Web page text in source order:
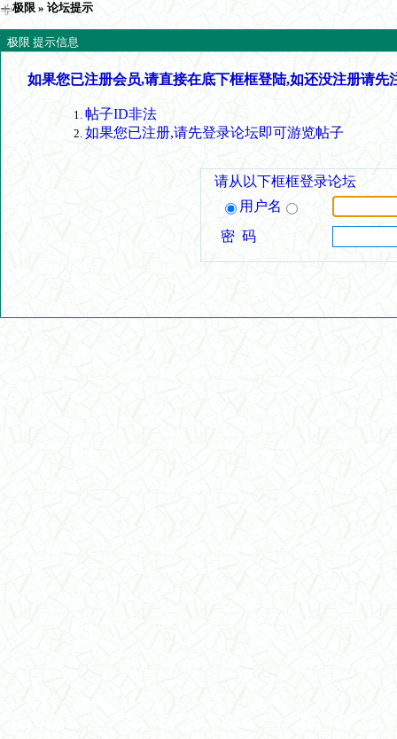
极限 » 论坛提示
极限 提示信息
如果您已注册会员,请直接在底下框框登陆,如还没注册请先
帖子ID非法
如果您已注册,请先登录论坛即可游览帖子
请从以下框框登录论坛
用户名
密 码